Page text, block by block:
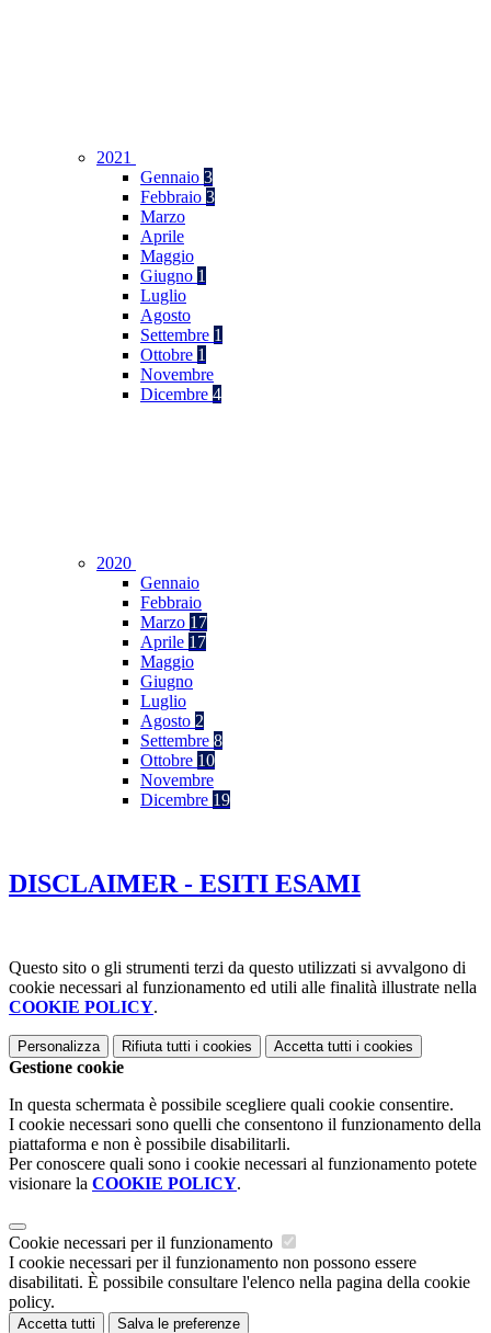
2021
Gennaio 3
Febbraio 3
Marzo
Aprile
Maggio
Giugno 1
Luglio
Agosto
Settembre 1
Ottobre 1
Novembre
Dicembre 4
2020
Gennaio
Febbraio
Marzo 17
Aprile 17
Maggio
Giugno
Luglio
Agosto 2
Settembre 8
Ottobre 10
Novembre
Dicembre 19
DISCLAIMER - ESITI ESAMI
Questo sito o gli strumenti terzi da questo utilizzati si avvalgono di
cookie necessari al funzionamento ed utili alle finalità illustrate nella
COOKIE POLICY.
Personalizza Rifiuta tutti i cookies Accetta tutti i cookies
Gestione cookie
In questa schermata è possibile scegliere quali cookie consentire.
I cookie necessari sono quelli che consentono il funzionamento della
piattaforma e non è possibile disabilitarli.
Per conoscere quali sono i cookie necessari al funzionamento potete
visionare la COOKIE POLICY.
Cookie necessari per il funzionamento
I cookie necessari per il funzionamento non possono essere
disabilitati. È possibile consultare l'elenco nella pagina della cookie
policy.
Accetta tutti Salva le preferenze